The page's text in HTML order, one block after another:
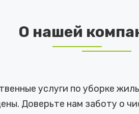
О нашей
услуги по уборке
Доверьте нам заботу о